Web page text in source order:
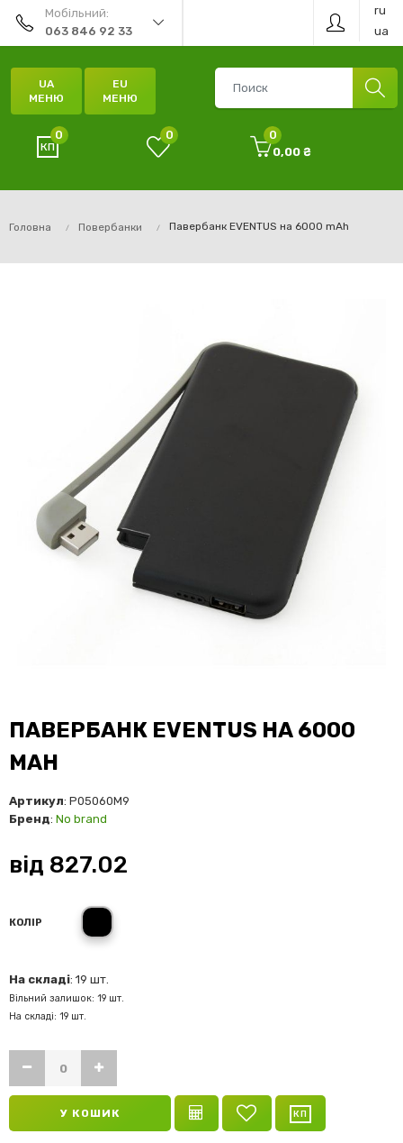
Мобільний:
063 846 92 33
ru
ua
UA
МЕНЮ
EU
МЕНЮ
0 0
0
0,00 ₴
Головна Повербанки Павербанк EVENTUS на 6000 mAh
ПАВЕРБАНК EVENTUS НА 6000
MAH
Артикул: P05060M9
Бренд: No brand
від 827.02
КОЛІР
Чорний
На складі: 19 шт.
Вільний залишок: 19 шт.
На складі: 19 шт.
У КОШИК